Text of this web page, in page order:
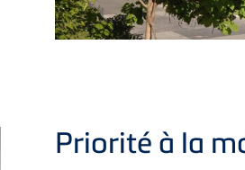
Priorité à la